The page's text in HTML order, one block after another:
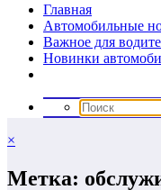
Главная
Автомобильные
Важное для
Новинки
×
Метка: